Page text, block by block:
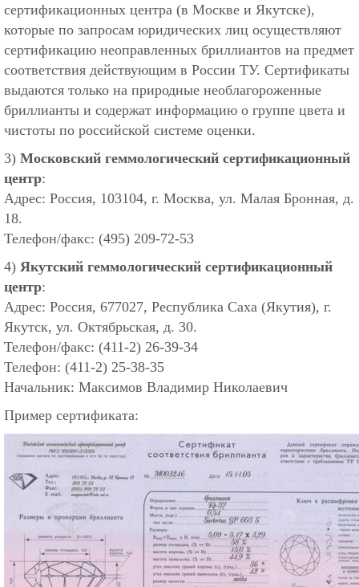
сертификационных центра (в Москве и Якутске),
которые по запросам юридических лиц осуществляют
сертификацию неоправленных бриллиантов на предмет
соответствия действующим в России ТУ. Сертификаты
выдаются только на природные необлагороженные
бриллианты и содержат информацию о группе цвета и
чистоты по российской системе оценки.
3) Московский геммологический сертификационный
центр:
Адрес: Россия, 103104, г. Москва, ул. Малая Бронная, д.
18.
Телефон/факс: (495) 209-72-53
4) Якутский геммологический сертификационный
центр:
Адрес: Россия, 677027, Республика Саха (Якутия), г.
Якутск, ул. Октябрьская, д. 30.
Телефон/факс: (411-2) 26-39-34
Телефон: (411-2) 25-38-35
Начальник: Максимов Владимир Николаевич
Пример сертификата: